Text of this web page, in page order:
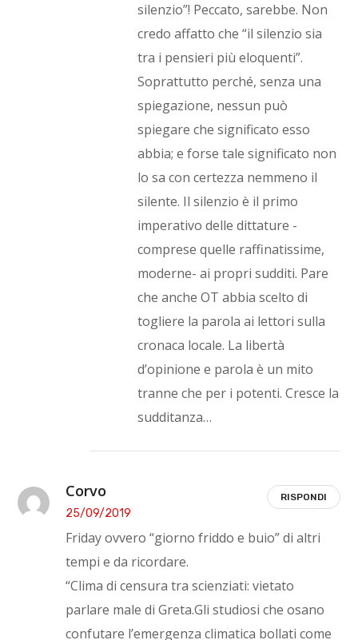
silenzio”! Peccato, sarebbe. Non
credo affatto che “il silenzio sia
tra i pensieri più eloquenti”.
Soprattutto perché, senza una
spiegazione, nessun può
spiegare che significato esso
abbia; e forse tale significato non
lo sa con certezza nemmeno il
silente. Il silenzio è il primo
imperativo delle dittature -
comprese quelle raffinatissime,
moderne- ai propri sudditi. Pare
che anche OT abbia scelto di
togliere la parola ai lettori sulla
cronaca locale. La libertà
d’opinione e parola è un mito
tranne che per i potenti. Cresce la
sudditanza…
Corvo
25/09/2019
Friday ovvero “giorno friddo e buio” di altri
tempi e da ricordare.
“Clima di censura tra scienziati: vietato
parlare male di Greta.Gli studiosi che osano
confutare l’emergenza climatica bollati come
RISPONDI